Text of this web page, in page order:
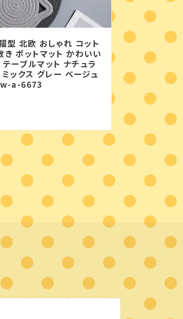
型 北欧 おしゃれ コット
ポットマット かわいい
ーブルマット ナチュラ
ックス グレー ベージュ
a-6673